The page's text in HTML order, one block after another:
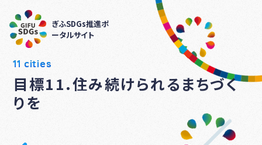
ぎふSDGs推進ポ
ータルサイト
11 cities
目標11.住み続けられるまちづく
りを